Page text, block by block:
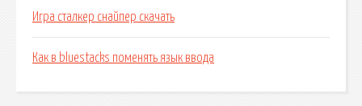
Игра сталкер снайпер скачать
Как в bluestacks поменять язык ввода